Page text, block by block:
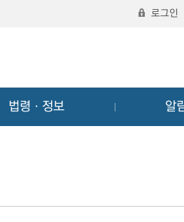
로그인
법령ㆍ정보 알